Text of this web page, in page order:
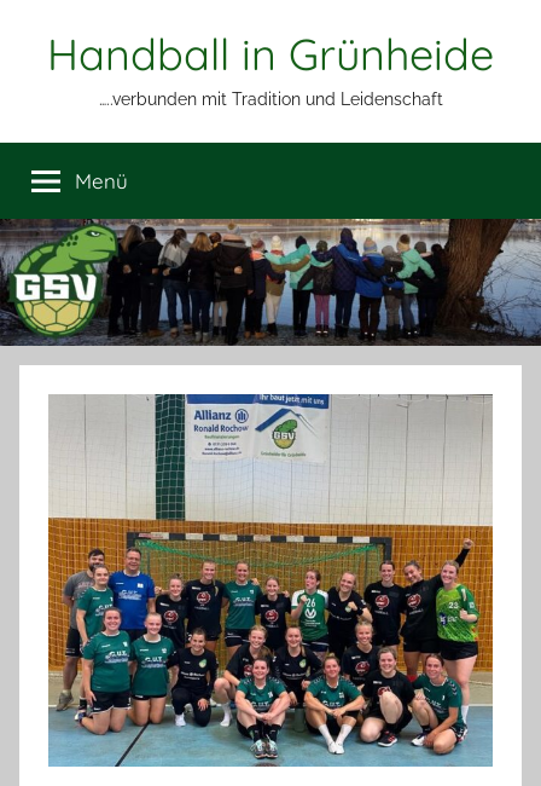
Handball in Grünheide
…..verbunden mit Tradition und Leidenschaft
Menü